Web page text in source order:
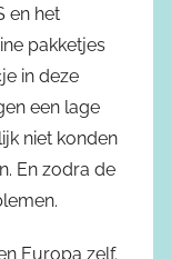
en het
pakketjes
in deze
een lage
niet konden
En zodra de
Europa zelf.